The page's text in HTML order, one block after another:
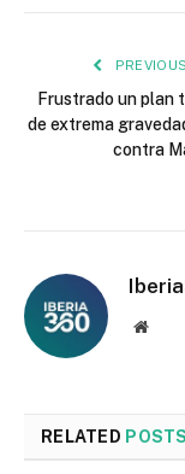
Frustrado un plan
de extrema
contra
RELATED POSTS